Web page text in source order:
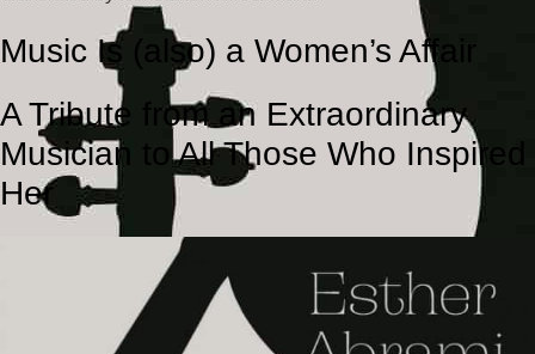
Music Is (also) a Women’s Affair
A Tribute from an Extraordinary
Musician to All Those Who Inspired
Her